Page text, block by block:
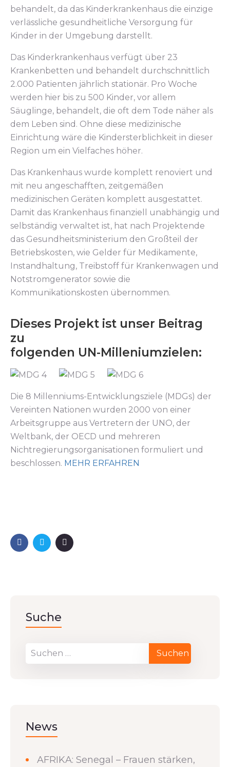
behandelt, da das Kinderkrankenhaus die einzige
verlässliche gesundheitliche Versorgung für
Kinder in der Umgebung darstellt.
Das Kinderkrankenhaus verfügt über 23
Krankenbetten und behandelt durchschnittlich
2.000 Patienten jährlich stationär. Pro Woche
werden hier bis zu 500 Kinder, vor allem
Säuglinge, behandelt, die oft dem Tode näher als
dem Leben sind. Ohne diese medizinische
Einrichtung wäre die Kindersterblichkeit in dieser
Region um ein Vielfaches höher.
Das Krankenhaus wurde komplett renoviert und
mit neu angeschafften, zeitgemäßen
medizinischen Geräten komplett ausgestattet.
Damit das Krankenhaus finanziell unabhängig und
selbständig verwaltet ist, hat nach Projektende
das Gesundheitsministerium den Großteil der
Betriebskosten, wie Gelder für Medikamente,
Instandhaltung, Treibstoff für Krankenwagen und
Notstromgenerator sowie die
Kommunikationskosten übernommen.
Dieses Projekt ist unser Beitrag
zu
folgenden UN-Milleniumzielen:
Die 8 Millenniums-Entwicklungsziele (MDGs) der
Vereinten Nationen wurden 2000 von einer
Arbeitsgruppe aus Vertretern der UNO, der
Weltbank, der OECD und mehreren
Nichtregierungsorganisationen formuliert und
beschlossen. MEHR ERFAHREN
Suche
News
AFRIKA: Senegal – Frauen stärken,